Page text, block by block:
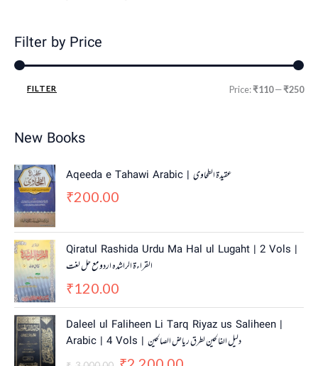
Filter by Price
FILTER Price:₹110—₹250
New Books
Aqeeda e Tahawi Arabic | عقیدة الطحاوی
₹200.00
Qiratul Rashida Urdu Ma Hal ul Lugaht | 2 Vols |
القراءة الراشدہ اردو مع حل لغت
₹120.00
Daleel ul Faliheen Li Tarq Riyaz us Saliheen |
Arabic | 4 Vols | دلیل الفالحین لطرق ریاض الصالحین
O
r
i
g
u
r
r